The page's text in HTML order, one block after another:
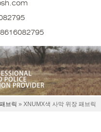
브릭 » XNUMX색 사막 위장 패브릭